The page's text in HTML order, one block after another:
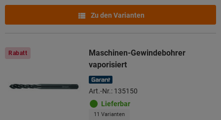
Zu den Varianten
Rabatt
Maschinen-Gewindebohrer
vaporisiert
Art.-Nr.: 135150
Lieferbar
11 Varianten